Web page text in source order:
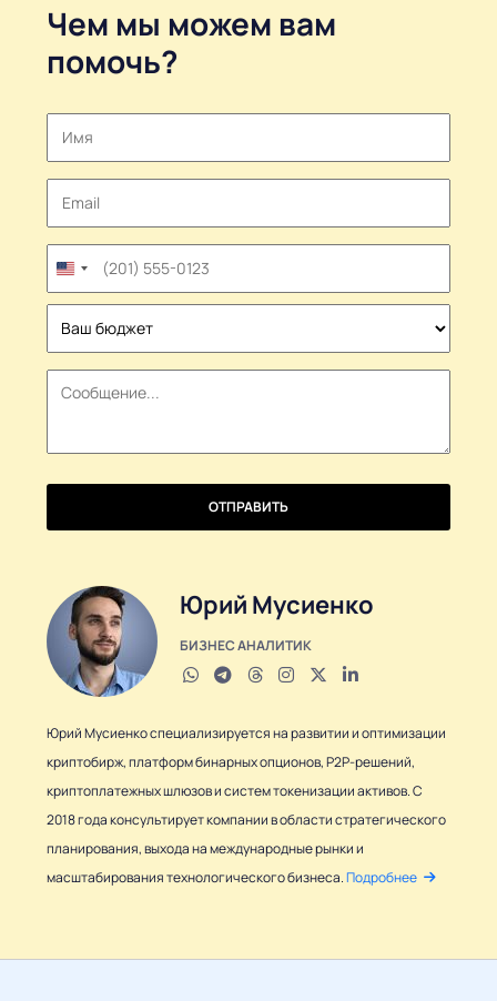
Чем мы можем вам
помочь?
United
States
+1
ОТПРАВИТЬ
Юрий Мусиенко
БИЗНЕС АНАЛИТИК
Юрий Мусиенко специализируется на развитии и оптимизации
криптобирж, платформ бинарных опционов, P2P-решений,
криптоплатежных шлюзов и систем токенизации активов. С
2018 года консультирует компании в области стратегического
планирования, выхода на международные рынки и
масштабирования технологического бизнеса.Подробнее